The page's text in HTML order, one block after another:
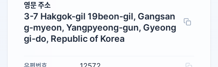
영문 주소
3-7 Hakgok-gil 19beon-gil, Gangsan
g-myeon, Yangpyeong-gun, Gyeong
gi-do, Republic of Korea